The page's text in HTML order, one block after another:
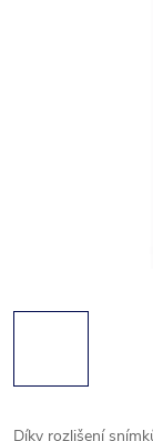
Díky rozlišení